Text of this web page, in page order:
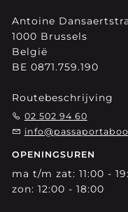
Antoine
1000 Brussels
België
BE 0871.759.190
Routebeschrijving
02 502 94 60
OPENINGSUREN
ma t/m zat: 11:00 -
zon: 12:00 - 18:00